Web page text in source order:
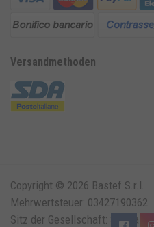
Versandmethoden
Copyright © 2026 Bastef S.r.l.
Mehrwertsteuer: 03427190362
Sitz der Gesellschaft: Solara di